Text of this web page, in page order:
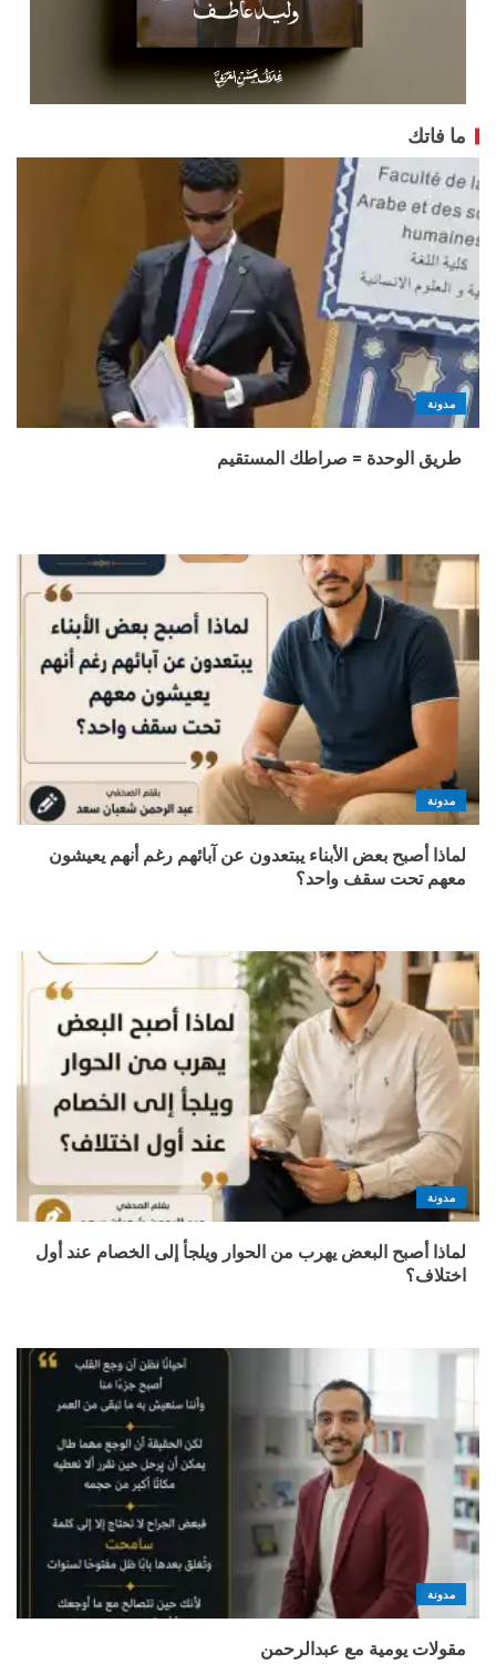
ما فاتك
مدونة
طريق الوحدة = صراطك المستقيم
مدونة
لماذا أصبح بعض الأبناء يبتعدون عن آبائهم رغم أنهم يعيشون
معهم تحت سقف واحد؟
مدونة
لماذا أصبح البعض يهرب من الحوار ويلجأ إلى الخصام عند أول
اختلاف؟
مدونة
مقولات يومية مع عبدالرحمن